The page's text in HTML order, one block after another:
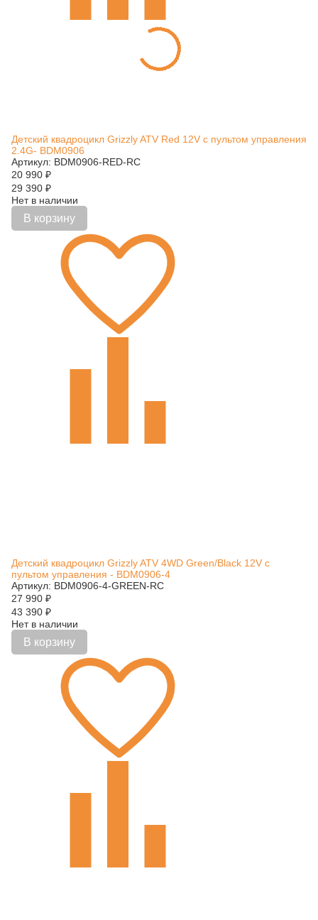
Детский квадроцикл Grizzly ATV Red 12V с пультом управления
2.4G- BDM0906
Артикул: BDM0906-RED-RC
20 990 ₽
29 390 ₽
Нет в наличии
В корзину
Детский квадроцикл Grizzly ATV 4WD Green/Black 12V с
пультом управления - BDM0906-4
Артикул: BDM0906-4-GREEN-RC
27 990 ₽
43 390 ₽
Нет в наличии
В корзину